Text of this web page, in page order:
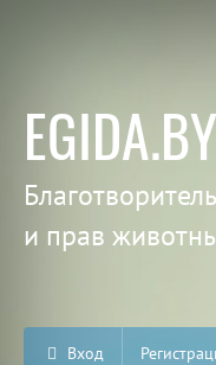
EGIDA.BY
и прав
Вход